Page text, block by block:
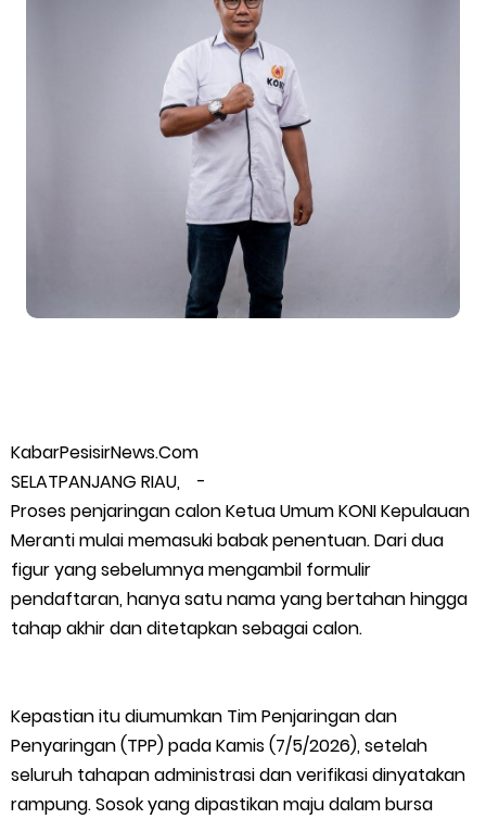
Putih
Pulihkan Konektivitas Pascabencana, HKI Rampungkan
Penanganan Jalur Lembah Anai dan Malalak
Bupati Asmar Lepas 77 Kontingen Pramuka Meranti Ikuti
Jambore Nasional XII 2026 di Cibubur
Polres Kepulauan Meranti Gelar Ekspedisi Merah Putih" Jalin
Atasi Pemadaman di Merbau.
Warga Kecamatan Merbau dan Kecamatan Putri Puyu Tuntut
PLN: Hentikan Pemadaman dan Beri Kompensasi
FPMP.TB Bersama OPP Teluk Belitung, Dan Perwakilan
Melibur
Bupati Asmar Perkuat Sinergi dengan Danposal Selatpanjang,
KabarPesisirNews.Com
SELATPANJANG RIAU, -
Proses penjaringan calon Ketua Umum KONI Kepulauan
Meranti mulai memasuki babak penentuan. Dari dua
figur yang sebelumnya mengambil formulir
pendaftaran, hanya satu nama yang bertahan hingga
tahap akhir dan ditetapkan sebagai calon.
Kepastian itu diumumkan Tim Penjaringan dan
Penyaringan (TPP) pada Kamis (7/5/2026), setelah
seluruh tahapan administrasi dan verifikasi dinyatakan
rampung. Sosok yang dipastikan maju dalam bursa